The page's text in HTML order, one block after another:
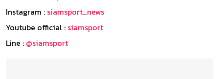
Instagram : siamsport_news
Youtube official : siamsport
Line : @siamsport